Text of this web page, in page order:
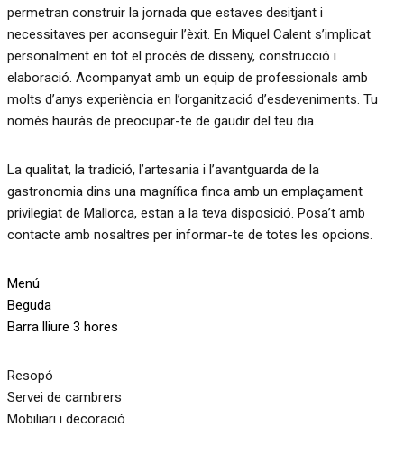
permetran construir la jornada que estaves desitjant i
necessitaves per aconseguir l’èxit. En Miquel Calent s’implicat
personalment en tot el procés de disseny, construcció i
elaboració. Acompanyat amb un equip de professionals amb
molts d’anys experiència en l’organització d’esdeveniments. Tu
només hauràs de preocupar-te de gaudir del teu dia.
La qualitat, la tradició, l’artesania i l’avantguarda de la
gastronomia dins una magnífica finca amb un emplaçament
privilegiat de Mallorca, estan a la teva disposició. Posa’t amb
contacte amb nosaltres per informar-te de totes les opcions.
Menú
Beguda
Barra lliure 3 hores
Resopó
Servei de cambrers
Mobiliari i decoració